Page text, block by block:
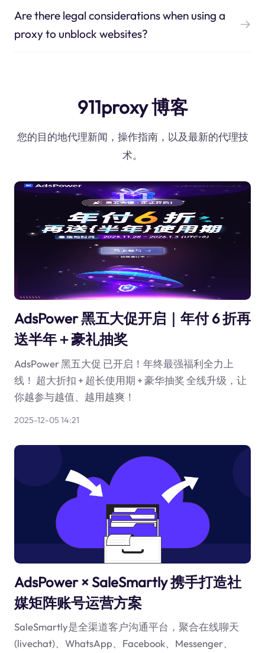
Are there legal considerations when using a
proxy to unblock websites?
911proxy 博客
您的目的地代理新闻，操作指南，以及最新的代理技
术。
AdsPower 黑五大促开启｜年付 6 折再
送半年＋豪礼抽奖
AdsPower 黑五大促 已开启！年终最强福利全力上
线！ 超大折扣 + 超长使用期 + 豪华抽奖 全线升级，让
你越参与越值、越用越爽！
2025-12-05 14:21
AdsPower × SaleSmartly 携手打造社
媒矩阵账号运营方案
SaleSmartly是全渠道客户沟通平台，聚合在线聊天
(livechat)、WhatsApp、Facebook、Messenger、